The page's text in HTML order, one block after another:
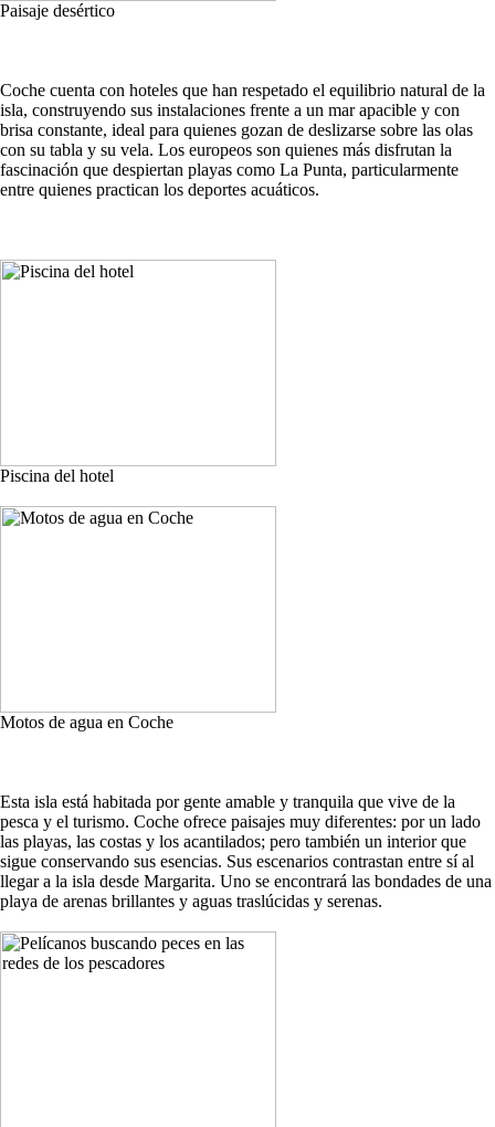
Paisaje desértico
Coche cuenta con hoteles que han respetado el equilibrio natural de la
isla, construyendo sus instalaciones frente a un mar apacible y con
brisa constante, ideal para quienes gozan de deslizarse sobre las olas
con su tabla y su vela. Los europeos son quienes más disfrutan la
fascinación que despiertan playas como La Punta, particularmente
entre quienes practican los deportes acuáticos.
Piscina del hotel
Motos de agua en Coche
Esta isla está habitada por gente amable y tranquila que vive de la
pesca y el turismo. Coche ofrece paisajes muy diferentes: por un lado
las playas, las costas y los acantilados; pero también un interior que
sigue conservando sus esencias. Sus escenarios contrastan entre sí al
llegar a la isla desde Margarita. Uno se encontrará las bondades de una
playa de arenas brillantes y aguas traslúcidas y serenas.